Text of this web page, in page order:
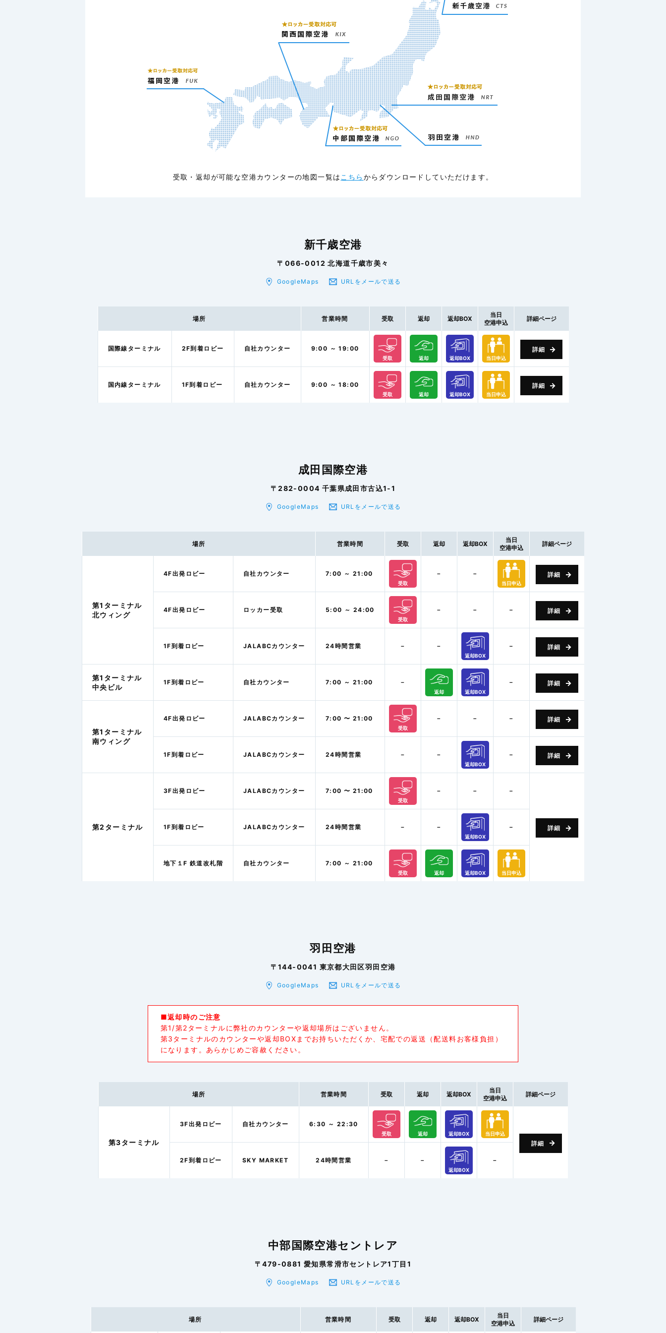
受取・返却が可能な空港カウンターの地図一覧は こちら からダウンロードしていただけます。
新千歳空港
〒066-0012 北海道千歳市美々
GoogleMaps URLをメールで送る
場所 営業時間 受取 返却 返却BOX
当日
空港申込
詳細ページ
国際線ターミナル 2F到着ロビー 自社カウンター 9:00 ～ 19:00
受取 返却 返却BOX 当日申込
詳細
国内線ターミナル 1F到着ロビー 自社カウンター 9:00 ～ 18:00
受取 返却 返却BOX 当日申込
詳細
成田国際空港
〒282-0004 千葉県成田市古込1-1
GoogleMaps URLをメールで送る
場所 営業時間 受取 返却 返却BOX
当日
空港申込
詳細ページ
第1ターミナル
北ウィング
4F出発ロビー 自社カウンター 7:00 ～ 21:00
受取
－ －
当日申込
詳細
4F出発ロビー ロッカー受取 5:00 ～ 24:00
受取
－ － － 詳細
1F到着ロビー JALABCカウンター 24時間営業 － －
返却BOX
－ 詳細
第1ターミナル
中央ビル
1F到着ロビー 自社カウンター 7:00 ～ 21:00 －
返却 返却BOX
－ 詳細
第1ターミナル
南ウィング
4F出発ロビー JALABCカウンター 7:00 〜 21:00
受取
－ － － 詳細
1F到着ロビー JALABCカウンター 24時間営業 － －
返却BOX
－ 詳細
第2ターミナル
3F出発ロビー JALABCカウンター 7:00 〜 21:00
受取
－ － －
詳細
1F到着ロビー JALABCカウンター 24時間営業 － －
返却BOX
－
地下１F 鉄道改札階 自社カウンター 7:00 ～ 21:00
受取 返却 返却BOX 当日申込
羽田空港
〒144-0041 東京都大田区羽田空港
GoogleMaps URLをメールで送る
■返却時のご注意
第1/第2ターミナルに弊社のカウンターや返却場所はございません。
第3ターミナルのカウンターや返却BOXまでお持ちいただくか、宅配での返送（配送料お客様負担）
になります。あらかじめご容赦ください。
場所 営業時間 受取 返却 返却BOX
当日
空港申込
詳細ページ
第3ターミナル
3F出発ロビー 自社カウンター 6:30 ～ 22:30
受取 返却 返却BOX 当日申込
詳細
2F到着ロビー SKY MARKET 24時間営業 － －
返却BOX
－
中部国際空港セントレア
〒479-0881 愛知県常滑市セントレア1丁目1
GoogleMaps URLをメールで送る
場所 営業時間 受取 返却 返却BOX
当日
空港申込
詳細ページ